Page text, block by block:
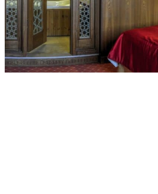
Garanties et
Avis de nos voyageurs
Demande d'info
09 83 40 65 79